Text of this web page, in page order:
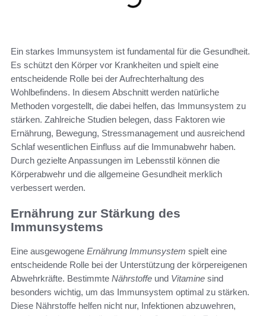
Ein starkes Immunsystem ist fundamental für die Gesundheit.
Es schützt den Körper vor Krankheiten und spielt eine
entscheidende Rolle bei der Aufrechterhaltung des
Wohlbefindens. In diesem Abschnitt werden natürliche
Methoden vorgestellt, die dabei helfen, das Immunsystem zu
stärken. Zahlreiche Studien belegen, dass Faktoren wie
Ernährung, Bewegung, Stressmanagement und ausreichend
Schlaf wesentlichen Einfluss auf die Immunabwehr haben.
Durch gezielte Anpassungen im Lebensstil können die
Körperabwehr und die allgemeine Gesundheit merklich
verbessert werden.
Ernährung zur Stärkung des
Immunsystems
Eine ausgewogene Ernährung Immunsystem spielt eine
entscheidende Rolle bei der Unterstützung der körpereigenen
Abwehrkräfte. Bestimmte Nährstoffe und Vitamine sind
besonders wichtig, um das Immunsystem optimal zu stärken.
Diese Nährstoffe helfen nicht nur, Infektionen abzuwehren,